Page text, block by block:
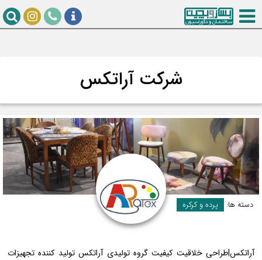
شرکت آراتکس
دسته ها: پرده و کرکره
آراتکس|طراحی خلاقیت کیفیت گروه تولیدی آراتکس تولید کننده تجهیزات